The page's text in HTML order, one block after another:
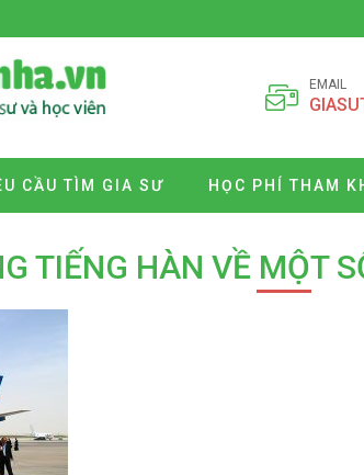
EMAIL
CẦU TÌM GIA SƯ HỌC PHÍ THAM
TIẾNG HÀN VỀ MỘT